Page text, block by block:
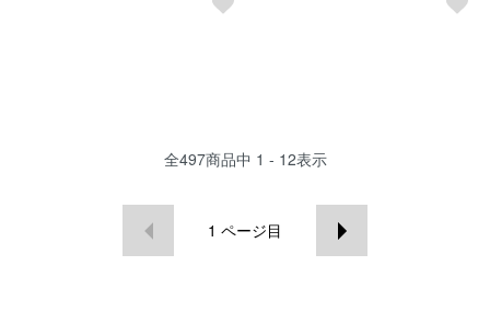
全497商品中 1 - 12表示
1 ページ目